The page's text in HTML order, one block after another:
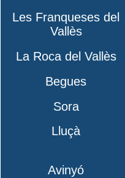
Les Franqueses del
Vallès
La Roca del Vallès
Begues
Sora
Lluçà
Avinyó